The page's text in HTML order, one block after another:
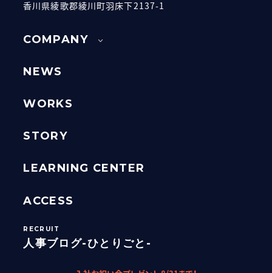
香川県綾歌郡綾川町羽床下2137-1
COMPANY
NEWS
WORKS
STORY
LEARNING CENTER
ACCESS
人事ブログ-ひとりごと-